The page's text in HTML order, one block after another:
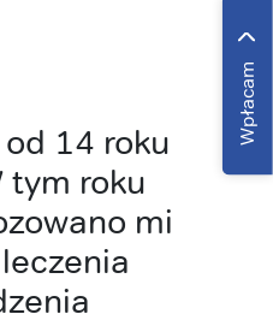
Wpłacam
14 roku
tym roku
mi